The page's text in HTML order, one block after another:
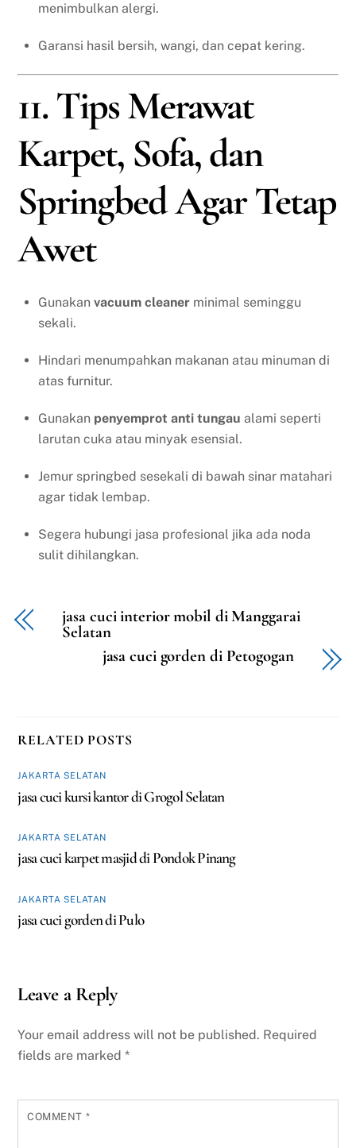
menimbulkan alergi.
Garansi hasil bersih, wangi, dan cepat kering.
11. Tips Merawat
Karpet, Sofa, dan
Springbed Agar Tetap
Awet
Gunakan vacuum cleaner minimal seminggu
sekali.
Hindari menumpahkan makanan atau minuman di
atas furnitur.
Gunakan penyemprot anti tungau alami seperti
larutan cuka atau minyak esensial.
Jemur springbed sesekali di bawah sinar matahari
agar tidak lembap.
Segera hubungi jasa profesional jika ada noda
sulit dihilangkan.
jasa cuci interior mobil di Manggarai
Selatan
jasa cuci gorden di Petogogan
RELATED POSTS
JAKARTA SELATAN
jasa cuci kursi kantor di Grogol Selatan
JAKARTA SELATAN
jasa cuci karpet masjid di Pondok Pinang
JAKARTA SELATAN
jasa cuci gorden di Pulo
Leave a Reply
Your email address will not be published. Required
fields are marked*
COMMENT *